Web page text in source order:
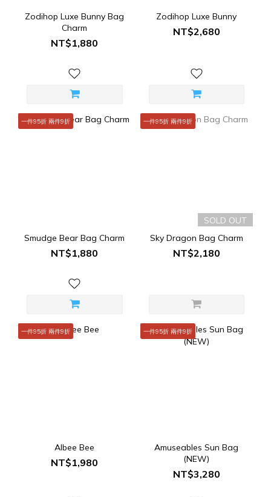
Zodihop Luxe Bunny Bag
Charm
NT$1,880
Zodihop Luxe Bunny
NT$2,680
一件95折 兩件9折
Smudge Bear Bag Charm
NT$1,880
一件95折 兩件9折
SOLD OUT
Sky Dragon Bag Charm
NT$2,180
一件95折 兩件9折
Albee Bee
NT$1,980
一件95折 兩件9折
Amuseables Sun Bag
(NEW)
NT$3,280